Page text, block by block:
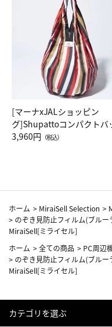
[マーナxJALショッピン
グ]Shupattoコンパクトバ
Drop JAL客室乗務員（LC）
3,960円 （税込）
ホーム > MiraiSell Selection >
> のぞき見防止フィルム(ブル
MiraiSell[ミライセル]
ホーム >全ての商品 > PC周辺
> のぞき見防止フィルム(ブル
MiraiSell[ミライセル]
カテゴリを選ぶ